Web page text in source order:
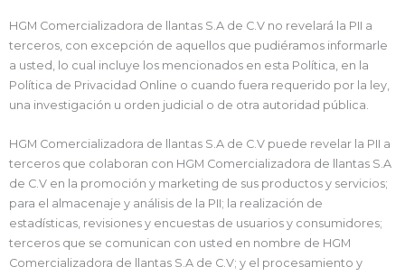
HGM Comercializadora de llantas S.A de C.V no revelará la PII a
terceros, con excepción de aquellos que pudiéramos informarle
a usted, lo cual incluye los mencionados en esta Política, en la
Política de Privacidad Online o cuando fuera requerido por la ley,
una investigación u orden judicial o de otra autoridad pública.
HGM Comercializadora de llantas S.A de C.V puede revelar la PII a
terceros que colaboran con HGM Comercializadora de llantas S.A
de C.V en la promoción y marketing de sus productos y servicios;
para el almacenaje y análisis de la PII; la realización de
estadísticas, revisiones y encuestas de usuarios y consumidores;
terceros que se comunican con usted en nombre de HGM
Comercializadora de llantas S.A de C.V; y el procesamiento y